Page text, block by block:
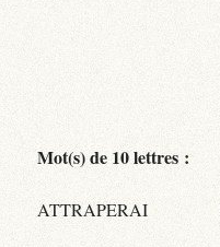
Mot(s) de 10 lettres :
ATTRAPERAI